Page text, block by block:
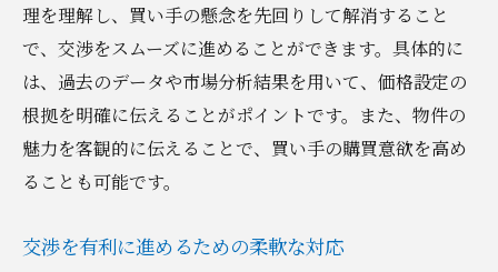
理を理解し、買い手の懸念を先回りして解消すること
で、交渉をスムーズに進めることができます。具体的に
は、過去のデータや市場分析結果を用いて、価格設定の
根拠を明確に伝えることがポイントです。また、物件の
魅力を客観的に伝えることで、買い手の購買意欲を高め
ることも可能です。
交渉を有利に進めるための柔軟な対応